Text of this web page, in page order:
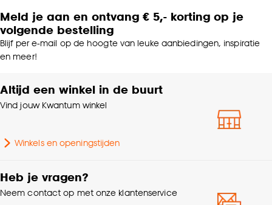
Meld je aan en ontvang € 5,- korting op je
volgende bestelling
Blijf per e-mail op de hoogte van leuke aanbiedingen, inspiratie
en meer!
Altijd een winkel in de buurt
Vind jouw Kwantum winkel
Winkels en openingstijden
Heb je vragen?
Neem contact op met onze klantenservice